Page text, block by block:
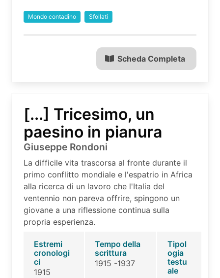
Mondo contadino Sfollati
Scheda Completa
[...] Tricesimo, un
paesino in pianura
Giuseppe Rondoni
La difficile vita trascorsa al fronte durante il
primo conflitto mondiale e l'espatrio in Africa
alla ricerca di un lavoro che l'Italia del
ventennio non pareva offrire, spingono un
giovane a una riflessione continua sulla
propria esperienza.
Estremi
cronologi
ci
1915
Tempo della
scrittura
1915 -1937
Tipol
ogia
testu
ale